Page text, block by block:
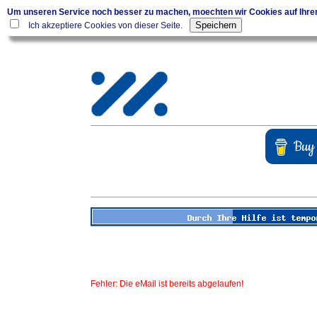
Um unseren Service noch besser zu machen, moechten wir Cookies auf
Ich akzeptiere Cookies von dieser Seite.
Fehler: Die eMail ist bereits abgelaufen!